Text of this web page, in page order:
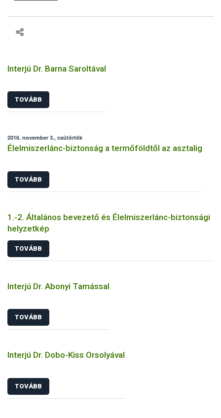
vonni az ebek viselkedésének megítélésében jártas szakértőt.
Interjú Dr. Barna Saroltával
TOVÁBB
2016. november 3., csütörtök
Élelmiszerlánc-biztonság a termőföldtől az asztalig
TOVÁBB
1.-2. Általános bevezető és Élelmiszerlánc-biztonsági
helyzetkép
TOVÁBB
Interjú Dr. Abonyi Tamással
TOVÁBB
Interjú Dr. Dobo-Kiss Orsolyával
TOVÁBB